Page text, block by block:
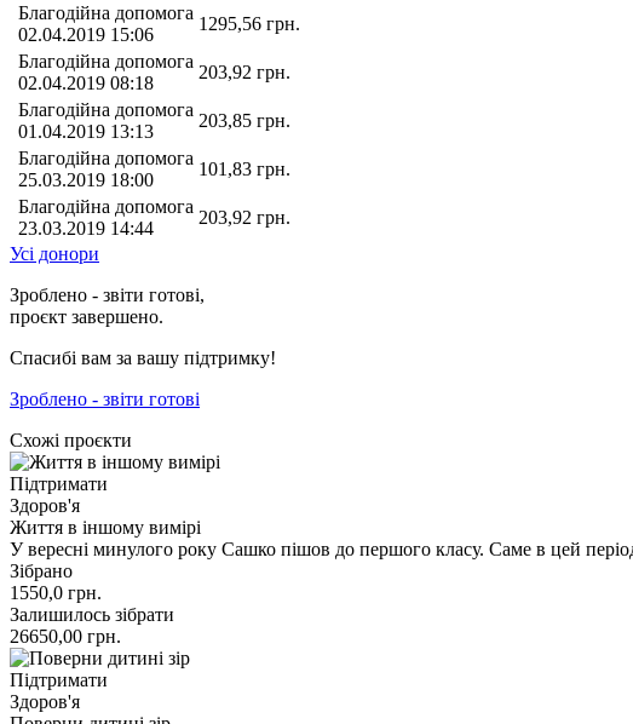
Благодійна допомога
02.04.2019 15:06
1295,56 грн.
Благодійна допомога
02.04.2019 08:18
203,92 грн.
Благодійна допомога
01.04.2019 13:13
203,85 грн.
Благодійна допомога
25.03.2019 18:00
101,83 грн.
Благодійна допомога
23.03.2019 14:44
203,92 грн.
Усі донори
Зроблено - звіти готові,
проєкт завершено.
Спасибі вам за вашу підтримку!
Зроблено - звіти готові
Схожі проєкти
Підтримати
Здоров'я
Життя в іншому вимірі
У вересні минулого року Сашко пішов до першого класу. Саме в цей
Зібрано
1550,0 грн.
Залишилось зібрати
26650,00 грн.
Підтримати
Здоров'я